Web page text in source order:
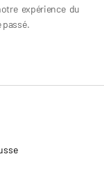
expérience du
passé.